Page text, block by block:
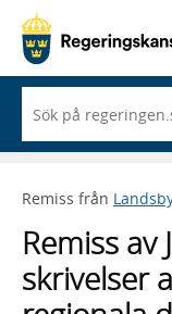
du
börjar
skriva
framträder
lista
med
sökförslag
Remiss från
Remiss av
skrivelser